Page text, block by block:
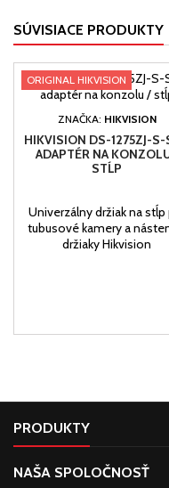
SÚVISIACE PRODUKTY
ORIGINAL HIKVISION
ZNAČKA: HIKVISION
HIKVISION DS-1275ZJ-S-
ADAPTÉR NA
STĹP
Univerzálny držiak na stĺp
tubusové kamery a
držiaky Hikvision
PRODUKTY
NAŠA SPOLOČNOSŤ